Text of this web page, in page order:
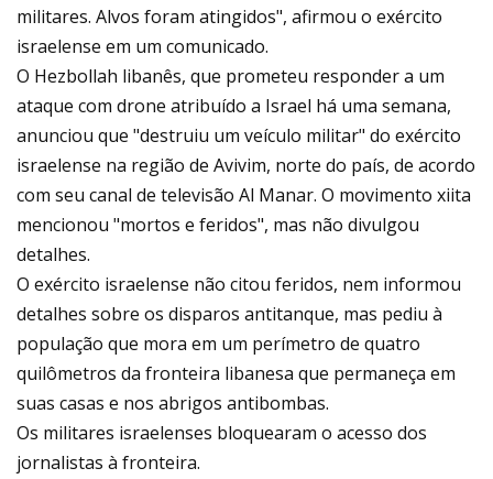
militares. Alvos foram atingidos", afirmou o exército
israelense em um comunicado.
O Hezbollah libanês, que prometeu responder a um
ataque com drone atribuído a Israel há uma semana,
anunciou que "destruiu um veículo militar" do exército
israelense na região de Avivim, norte do país, de acordo
com seu canal de televisão Al Manar. O movimento xiita
mencionou "mortos e feridos", mas não divulgou
detalhes.
O exército israelense não citou feridos, nem informou
detalhes sobre os disparos antitanque, mas pediu à
população que mora em um perímetro de quatro
quilômetros da fronteira libanesa que permaneça em
suas casas e nos abrigos antibombas.
Os militares israelenses bloquearam o acesso dos
jornalistas à fronteira.